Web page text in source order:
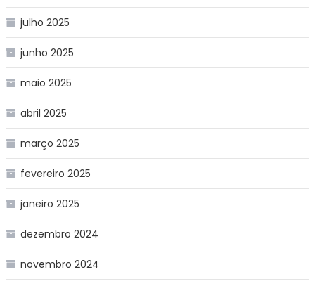
julho 2025
junho 2025
maio 2025
abril 2025
março 2025
fevereiro 2025
janeiro 2025
dezembro 2024
novembro 2024